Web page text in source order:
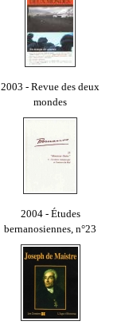
2003 - Revue des deux
mondes
2004 - Études
bernanosiennes, n°23